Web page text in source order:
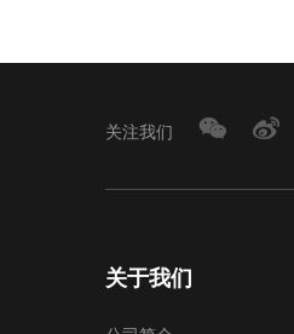
关注我们
关于我们